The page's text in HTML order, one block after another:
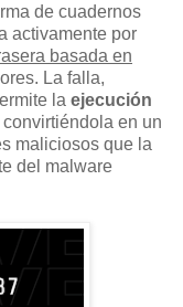
de cuadernos
activamente por
basada en
La falla,
la ejecución
convirtiéndola en un
maliciosos que la
del malware